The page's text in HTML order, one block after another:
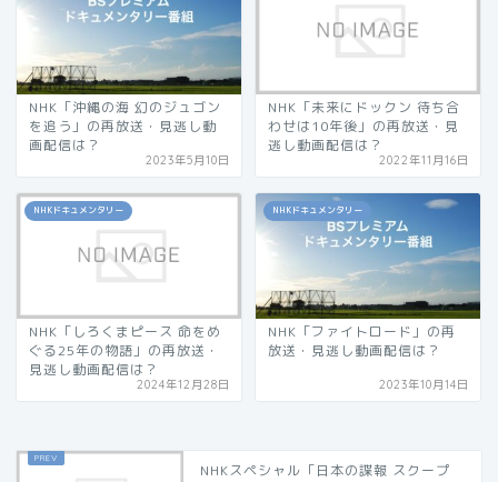
NHK「沖縄の海 幻のジュゴン
を追う」の再放送・見逃し動
画配信は？
2023年5月10日
NHK「未来にドックン 待ち合
わせは10年後」の再放送・見
逃し動画配信は？
2022年11月16日
NHKドキュメンタリー
NHK「しろくまピース 命をめ
ぐる25年の物語」の再放送・
見逃し動画配信は？
2024年12月28日
NHKドキュメンタリー
NHK「ファイトロード」の再
放送・見逃し動画配信は？
2023年10月14日
NHKスペシャル「日本の諜報 スクープ